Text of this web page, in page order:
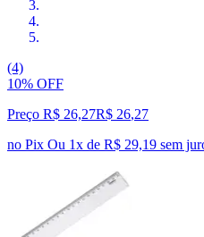
(4)
10% OFF
Preço R$ 26,27R$ 26,27
no Pix Ou 1x de R$ 29,19 sem